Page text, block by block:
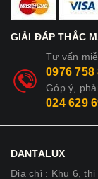
GIẢI ĐÁP THẮC
Tư vấn
0976 758
Góp ý,
024 629
DANTALUX
Địa chỉ : Khu 6,